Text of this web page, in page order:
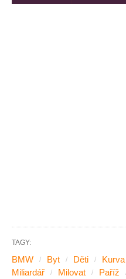
TAGY:
BMW Byt Děti Kurva
Miliardář
Milovat Paříž